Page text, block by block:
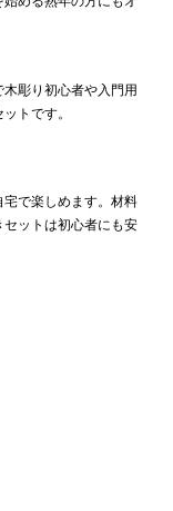
彫り初心者や入門用
トです。
で楽しめます。材料
セットは初心者にも安